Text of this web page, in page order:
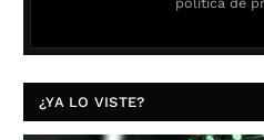
¿YA LO VISTE?